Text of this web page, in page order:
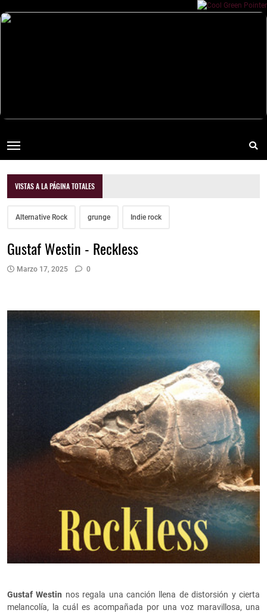
VISTAS A LA PÁGINA TOTALES
Alternative Rock grunge Indie rock
Gustaf Westin - Reckless
Marzo 17, 2025 0
Gustaf Westin nos regala una canción llena de distorsión y cierta
melancolía, la cuál es acompañada por una voz maravillosa, una